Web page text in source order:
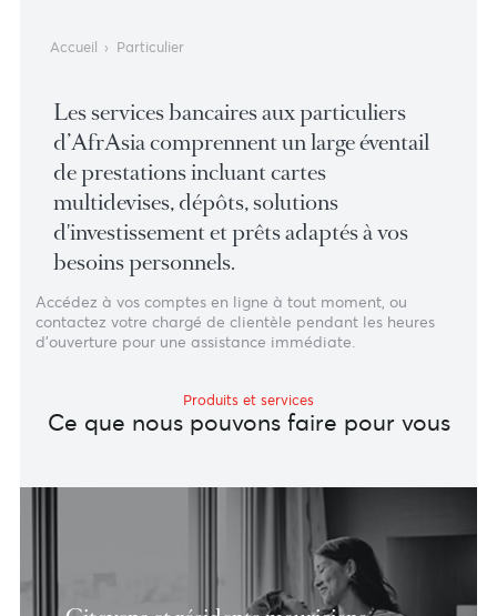
Accueil › Particulier
Les services bancaires aux particuliers
d’AfrAsia comprennent un large éventail
de prestations incluant cartes
multidevises, dépôts, solutions
d'investissement et prêts adaptés à vos
besoins personnels.
Accédez à vos comptes en ligne à tout moment, ou
contactez votre chargé de clientèle pendant les heures
d’ouverture pour une assistance immédiate.
Produits et services
Ce que nous pouvons faire pour